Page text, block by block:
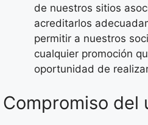
de nuestros sitios
acreditarlos
permitir a nuestros
cualquier promoción
oportunidad de
Compromiso del